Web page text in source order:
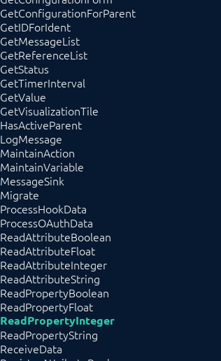
GetConfigurationForParent
GetIDForIdent
GetMessageList
GetReferenceList
GetStatus
GetTimerInterval
GetValue
GetVisualizationTile
HasActiveParent
LogMessage
MaintainAction
MaintainVariable
MessageSink
Migrate
ProcessHookData
ProcessOAuthData
ReadAttributeBoolean
ReadAttributeFloat
ReadAttributeInteger
ReadAttributeString
ReadPropertyBoolean
ReadPropertyFloat
ReadPropertyInteger
ReadPropertyString
ReceiveData